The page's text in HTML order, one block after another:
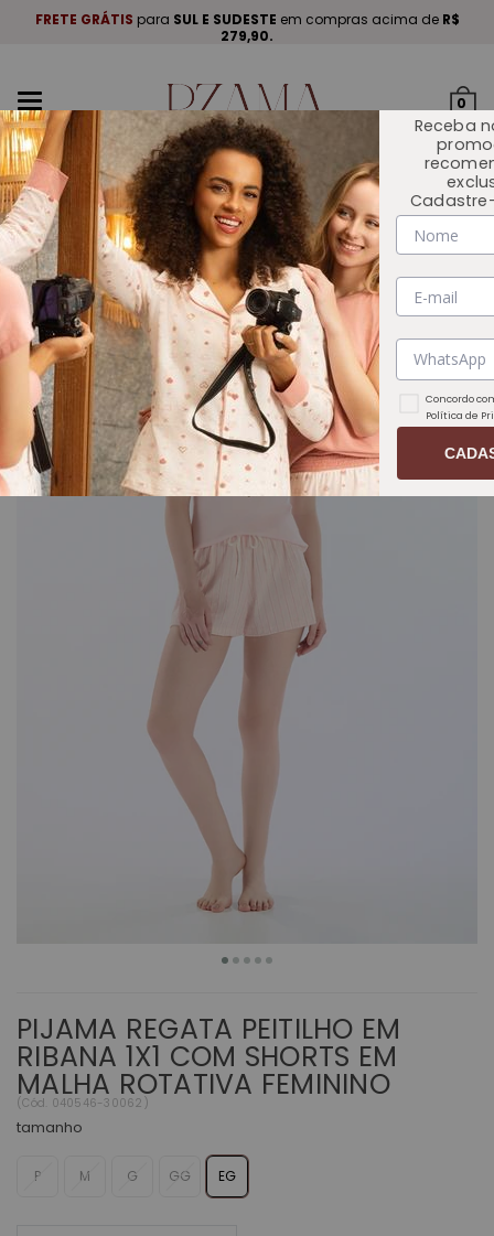
FRETE GRÁTIS para SUL E SUDESTE em compras acima de R$
279,90.
navegação
0
INÍCIO OUTLET 🏷️
PIJAMA REGATA PEITILHO EM
RIBANA 1X1 COM SHORTS EM
MALHA ROTATIVA FEMININO
(Cód. 040546-30062 )
tamanho
P M G GG EG
Receba
Concordo
Política de